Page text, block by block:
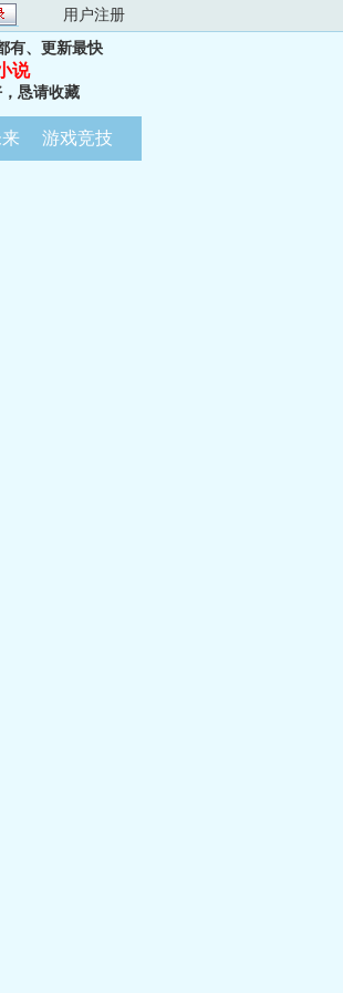
用户注册
有、更新最快
说
恳请收藏
游戏竞技